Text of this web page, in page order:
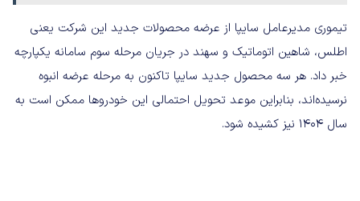
تیموری مدیرعامل سایپا از عرضه محصولات جدید این شرکت یعنی
اطلس، شاهین اتوماتیک و سهند در جریان مرحله سوم سامانه یکپارچه
خبر داد. هر سه محصول جدید سایپا تاکنون به مرحله عرضه انبوه
نرسیده‌اند، بنابراین موعد تحویل احتمالی این خودروها ممکن است به
سال 1404 نیز کشیده شود.